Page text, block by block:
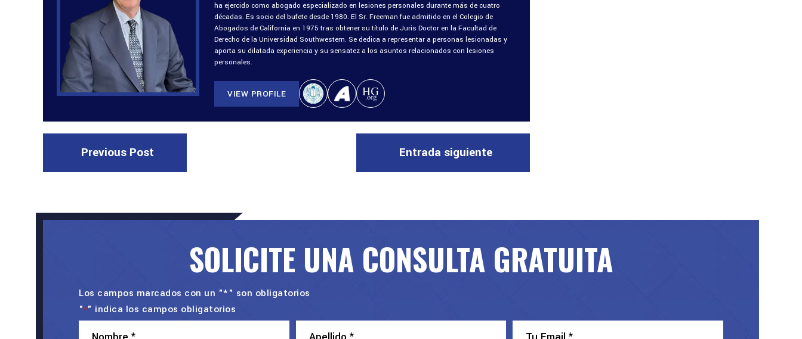
ha ejercido como abogado especializado en lesiones personales durante más de cuatro
décadas. Es socio del bufete desde 1980. El Sr. Freeman fue admitido en el Colegio de
Abogados de California en 1975 tras obtener su título de Juris Doctor en la Facultad de
Derecho de la Universidad Southwestern. Se dedica a representar a personas lesionadas y
aporta su dilatada experiencia y su sensatez a los asuntos relacionados con lesiones
personales.
VIEW PROFILE
Previous Post Entrada siguiente
SOLICITE UNA CONSULTA GRATUITA
Los campos marcados con un "*" son obligatorios
"*" indica los campos obligatorios